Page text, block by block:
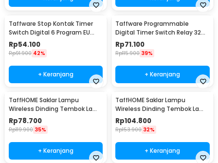
Taffware Stop Kontak Timer
Switch Digital 6 Program EU
Plug 16A 230V - W03
Rp54.100
Rp91.900 42%
+ Keranjang
Taffware Programmable
Digital Timer Switch Relay 32
Program 220V - KG316T
Rp71.100
Rp115.900 39%
+ Keranjang
TaffHOME Saklar Lampu
Wireless Dinding Tembok Lamp
Switch RF 433MHz 2 Gang 2
Receiver - WHK01
Rp78.700
Rp119.900 35%
+ Keranjang
TaffHOME Saklar Lampu
Wireless Dinding Tembok Lamp
Switch RF 433MHz 3 Gang 3
Receiver - WHK01
Rp104.800
Rp153.900 32%
+ Keranjang